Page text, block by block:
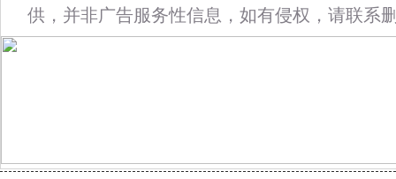
供，并非广告服务性信息，如有侵权，请联系